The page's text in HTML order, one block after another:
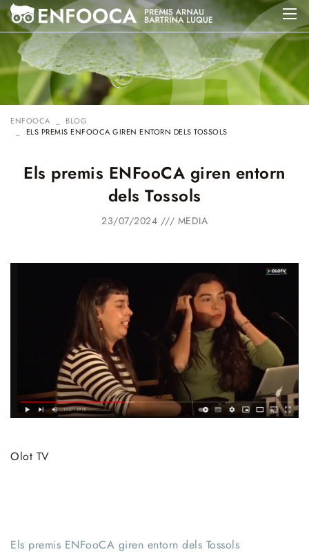
ENFOOCA
BLOG
ELS PREMIS ENFOOCA GIREN ENTORN DELS TOSSOLS
Els premis ENFooCA giren entorn
dels Tossols
23/07/2024 /// MEDIA
Olot TV
Els premis ENFooCA giren entorn dels Tossols